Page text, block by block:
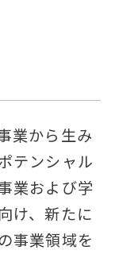
業から生み
テンシャル
業および学
け、新たに
事業領域を